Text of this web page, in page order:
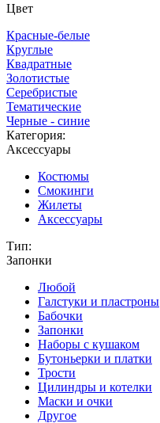
Цвет
Красные-белые
Круглые
Квадратные
Золотистые
Серебристые
Тематические
Черные - синие
Категория:
Аксессуары
Костюмы
Смокинги
Жилеты
Аксессуары
Тип:
Запонки
Любой
Галстуки и пластроны
Бабочки
Запонки
Наборы с кушаком
Бутоньерки и платки
Трости
Цилиндры и котелки
Маски и очки
Другое